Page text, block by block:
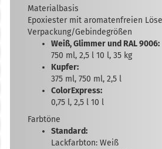
Materialbasis
Epoxiester mit aromatenfreien
Verpackung/Gebindegrößen
Weiß, Glimmer und RAL 9006:
750 ml, 2,5 l 10 l, 35 kg
Kupfer:
375 ml, 750 ml, 2,5 l
ColorExpress:
0,75 l, 2,5 l 10 l
Farbtöne
Standard:
Lackfarbton: Weiß